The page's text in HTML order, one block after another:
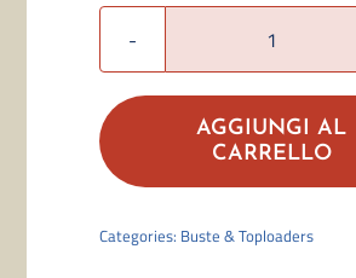
Dragon
Shield
Sleeves
-
Matte
Dual
AGGIUNGI AL
CARRELLO
Categories: Buste & Toploaders